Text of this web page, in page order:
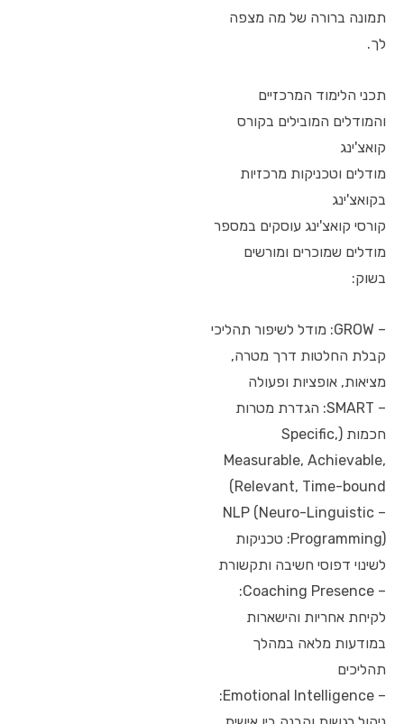
תמונה ברורה של מה מצפה
לך.
תכני הלימוד המרכזיים
והמודלים המובילים בקורס
קואצ'ינג
מודלים וטכניקות מרכזיות
בקואצ'ינג
קורסי קואצ'ינג עוסקים במספר
מודלים שמוכרים ומורשים
בשוק:
– GROW: מודל לשיפור תהליכי
קבלת החלטות דרך מטרה,
מציאות, אופציות ופעולה
– SMART: הגדרת מטרות
חכמות (Specific,
Measurable, Achievable,
Relevant, Time-bound)
– NLP (Neuro-Linguistic
Programming): טכניקות
לשינוי דפוסי חשיבה ותקשורת
– Coaching Presence:
לקיחת אחריות והישארות
במודעות מלאה במהלך
תהליכים
– Emotional Intelligence: